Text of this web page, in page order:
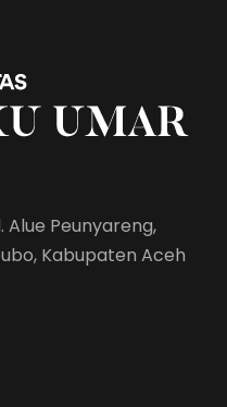
Alue Peunyareng,
Kabupaten Aceh